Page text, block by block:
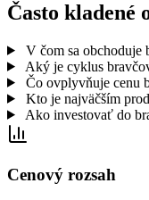
Často kladené
V čom sa obchoduje
Aký je cyklus
Čo ovplyvňuje cenu
Kto je najväčším
Ako investovať do
Cenový rozsah